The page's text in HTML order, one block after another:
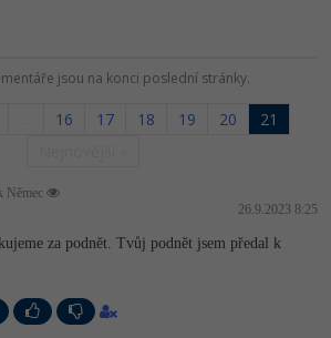
vzory
MVC
UI návrhář
manažer
jsou na konci poslední stránky.
16 17 18 19 20
21
Němec
26.9.2023 8:25
za podnět. Tvůj podnět jsem předal k